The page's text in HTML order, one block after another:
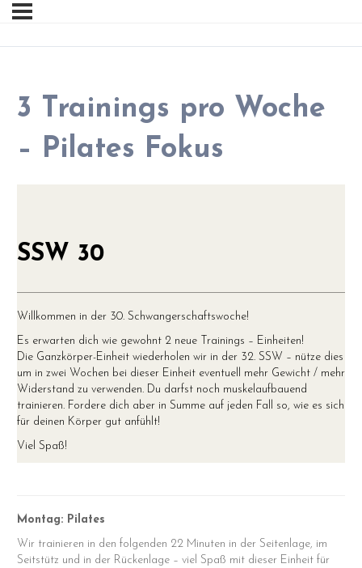
3 Trainings pro Woche
– Pilates Fokus
SSW 30
Willkommen in der 30. Schwangerschaftswoche!
Es erwarten dich wie gewohnt 2 neue Trainings – Einheiten!
Die Ganzkörper-Einheit wiederholen wir in der 32. SSW – nütze dies
um in zwei Wochen bei dieser Einheit eventuell mehr Gewicht / mehr
Widerstand zu verwenden. Du darfst noch muskelaufbauend
trainieren. Fordere dich aber in Summe auf jeden Fall so, wie es sich
für deinen Körper gut anfühlt!
Viel Spaß!
Montag: Pilates
Wir trainieren in den folgenden 22 Minuten in der Seitenlage, im
Seitstütz und in der Rückenlage – viel Spaß mit dieser Einheit für